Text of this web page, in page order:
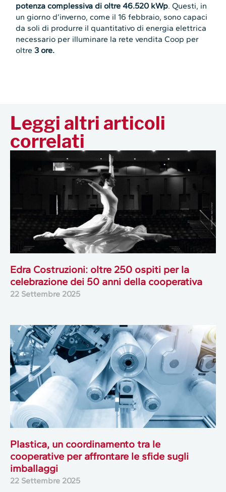
potenza complessiva di oltre 46.520 kWp. Questi, in
un giorno d’inverno, come il 16 febbraio, sono capaci
da soli di produrre il quantitativo di energia elettrica
necessario per illuminare la rete vendita Coop per
oltre 3 ore.
Leggi altri articoli
correlati
Edra Costruzioni: oltre 250 ospiti per la
celebrazione dei 50 anni della cooperativa
22 Settembre 2025
Plastica, un coordinamento tra le
cooperative per affrontare le sfide sugli
imballaggi
22 Settembre 2025